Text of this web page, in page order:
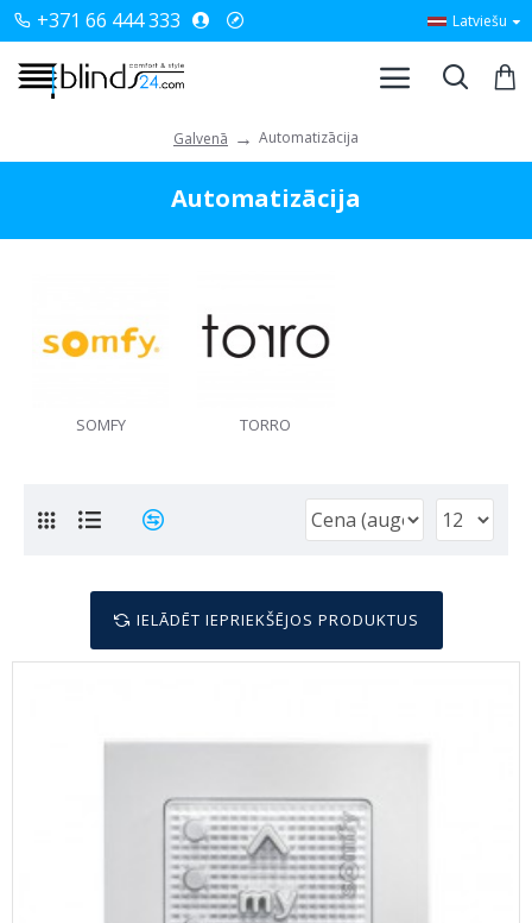
+371 66 444 333 Latviešu
Galvenā Automatizācija
Automatizācija
SOMFY TORRO
IELĀDĒT IEPRIEKŠĒJOS PRODUKTUS